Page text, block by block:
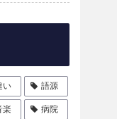
い 語源
楽 病院